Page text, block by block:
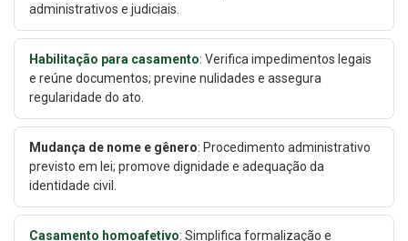
administrativos e judiciais.
Habilitação para casamento: Verifica impedimentos legais
e reúne documentos; previne nulidades e assegura
regularidade do ato.
Mudança de nome e gênero: Procedimento administrativo
previsto em lei; promove dignidade e adequação da
identidade civil.
Casamento homoafetivo: Simplifica formalização e